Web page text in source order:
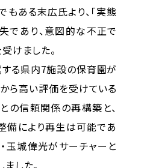
ある末広氏より、「実態
であり、意図的な不正で
けました。
する県内7施設の保育園が
ら高い評価を受けている
の信頼関係の再構築と、
備により再生は可能であ
玉城偉光がサーチャーと
ました。